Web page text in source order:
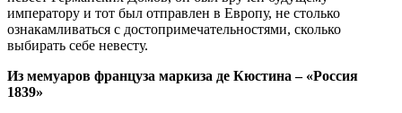
императору и тот был отправлен в Европу, не столько
ознакамливаться с достопримечательностями, сколько
выбирать себе невесту.
Из мемуаров француза маркиза де Кюстина – «Россия
1839»